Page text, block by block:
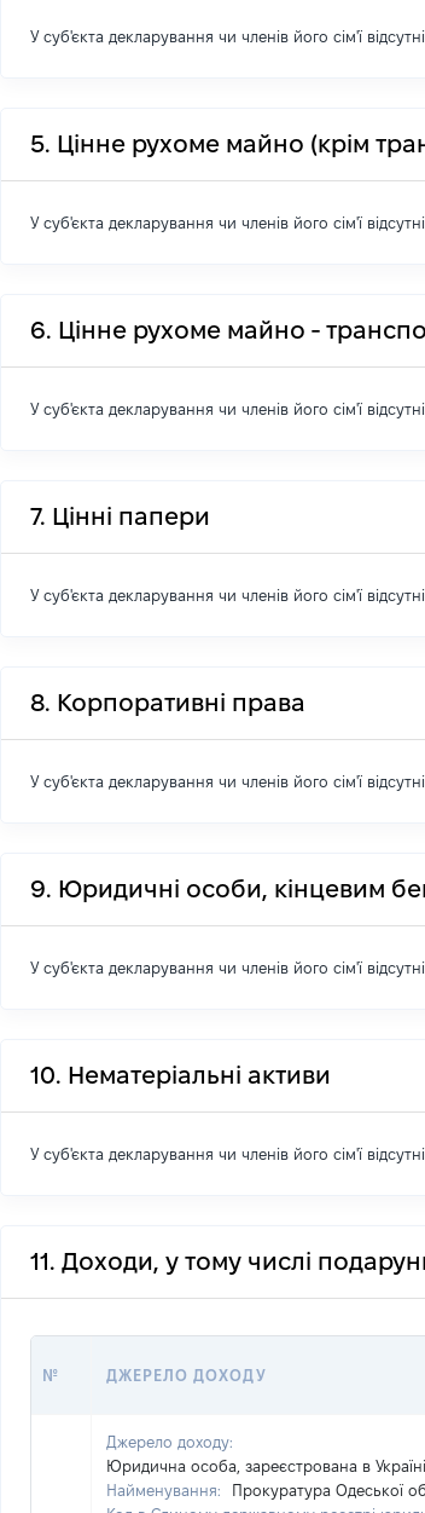
У суб'єкта декларування чи членів його сім'ї
5. Цінне рухоме майно (крім
У суб'єкта декларування чи членів його сім'ї
6. Цінне рухоме майно -
У суб'єкта декларування чи членів його сім'ї
7. Цінні папери
У суб'єкта декларування чи членів його сім'ї
8. Корпоративні права
У суб'єкта декларування чи членів його сім'ї
9. Юридичні особи, кінцевим
У суб'єкта декларування чи членів його сім'ї
10. Нематеріальні активи
У суб'єкта декларування чи членів його сім'ї
11. Доходи, у тому числі
№ ДЖЕРЕЛО ДОХОДУ
Джерело доходу:
Юридична особа, зареєстрована в Україні
Найменування:
Прокуратура Одеської